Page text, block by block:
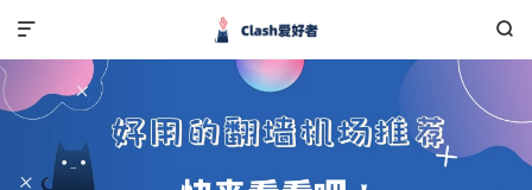

